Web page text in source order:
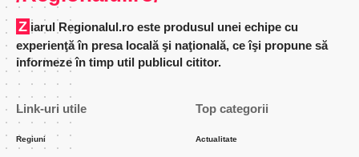
Ziarul Regionalul.ro este produsul unei echipe cu
experienţă în presa locală şi naţională, ce îşi propune să
informeze în timp util publicul cititor.
Link-uri utile
Regiuni
Top categorii
Actualitate